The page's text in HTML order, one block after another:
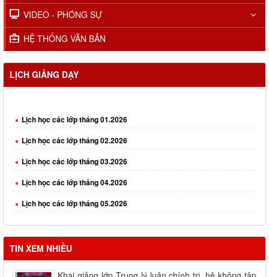
VIDEO - PHÓNG SỰ
HỆ THỐNG VĂN BẢN
LỊCH GIẢNG DẠY
Lịch học các lớp tháng 02.2026
Lịch học các lớp tháng 03.2026
Lịch học các lớp tháng 04.2026
Lịch học các lớp tháng 05.2026
Lịch học các lớp tháng 06.2026
TIN XEM NHIỀU